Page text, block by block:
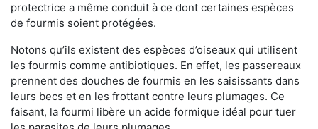
protectrice a même conduit à ce dont certaines espèces
de fourmis soient protégées.
Notons qu’ils existent des espèces d’oiseaux qui utilisent
les fourmis comme antibiotiques. En effet, les passereaux
prennent des douches de fourmis en les saisissants dans
leurs becs et en les frottant contre leurs plumages. Ce
faisant, la fourmi libère un acide formique idéal pour tuer